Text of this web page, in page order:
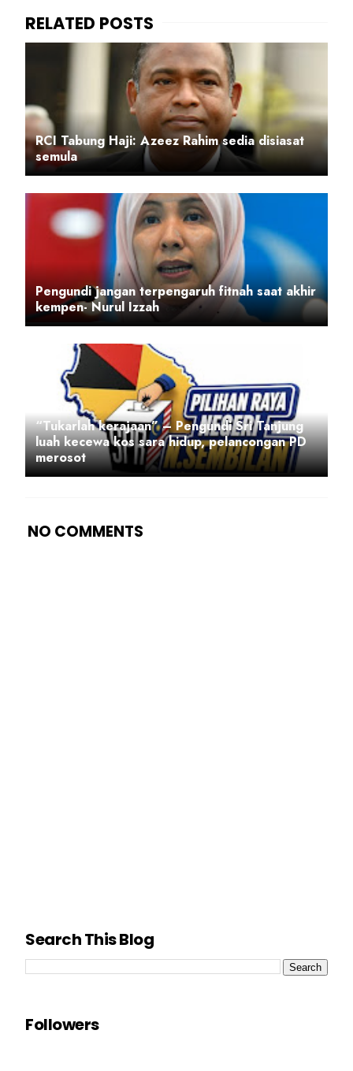
RCI Tabung Haji: Azeez Rahim sedia disiasat
semula
Pengundi jangan terpengaruh fitnah saat akhir
kempen- Nurul Izzah
“Tukarlah kerajaan” – Pengundi Sri Tanjung
luah kecewa kos sara hidup, pelancongan PD
merosot
NO COMMENTS
Search This Blog
Followers